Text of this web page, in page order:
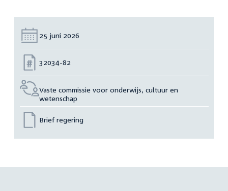
Datum:
25 juni 2026
Nummer:
32034-82
Vaste commissie voor onderwijs, cultuur en
wetenschap
Brief regering